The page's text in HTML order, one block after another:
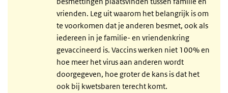
vrienden. Leg uit waarom het belangrijk is om
te voorkomen dat je anderen besmet, ook als
iedereen in je familie- en vriendenkring
gevaccineerd is. Vaccins werken niet 100% en
hoe meer het virus aan anderen wordt
doorgegeven, hoe groter de kans is dat het
ook bij kwetsbaren terecht komt.